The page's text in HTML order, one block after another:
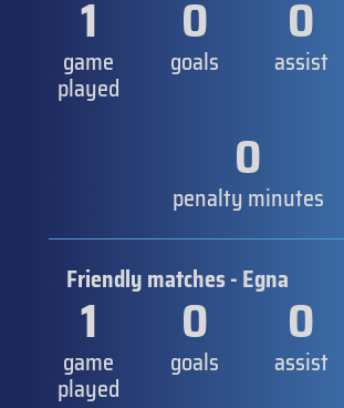
1
game
played
0
goals
0
assist
0
penalty minutes
Friendly matches - Egna
1
game
played
0
goals
0
assist